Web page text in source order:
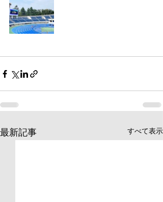
最新記事 すべて表示